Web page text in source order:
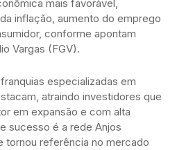
mais favorável,
inflação, aumento do emprego
conforme apontam
Vargas (FGV).
especializadas em
atraindo investidores que
em expansão e com alta
sucesso é a rede Anjos
tornou referência no mercado